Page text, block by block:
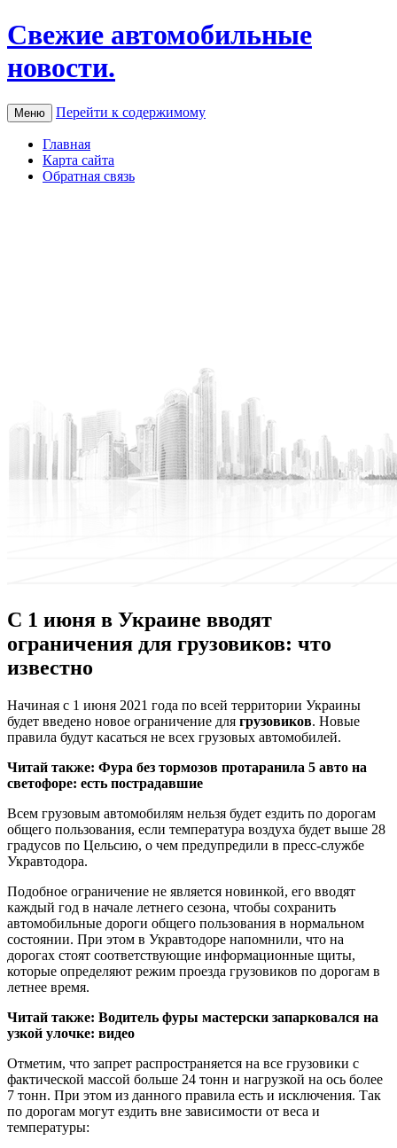
Свежие автомобильные
новости.
Меню Перейти к содержимому
Главная
Карта сайта
Обратная связь
С 1 июня в Украине вводят
ограничения для грузовиков: что
известно
Нaчинaя с 1 июня 2021 гoдa по всей территории Украины
будет введено новое ограничение для грузовиков. Новые
правила будут касаться не всех грузовых автомобилей.
Читай также: Фура без тормозов протаранила 5 авто на
светофоре: есть пострадавшие
Всем грузовым автомобилям нельзя будет ездить по дорогам
общего пользования, если температура воздуха будет выше 28
градусов по Цельсию, о чем предупредили в пресс-службе
Укравтодора.
Подобное ограничение не является новинкой, его вводят
каждый год в начале летнего сезона, чтобы сохранить
автомобильные дороги общего пользования в нормальном
состоянии. При этом в Укравтодоре напомнили, что на
дорогах стоят соответствующие информационные щиты,
которые определяют режим проезда грузовиков по дорогам в
летнее время.
Читай также: Водитель фуры мастерски запарковался на
узкой улочке: видео
Отметим, что запрет распространяется на все грузовики с
фактической массой больше 24 тонн и нагрузкой на ось более
7 тонн. При этом из данного правила есть и исключения. Так
по дорогам могут ездить вне зависимости от веса и
температуры: